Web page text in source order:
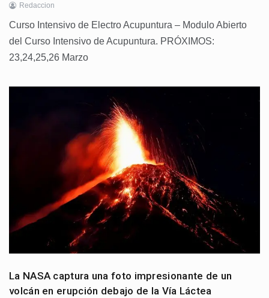
Redaccion
Curso Intensivo de Electro Acupuntura – Modulo Abierto
del Curso Intensivo de Acupuntura. PRÓXIMOS:
23,24,25,26 Marzo
La NASA captura una foto impresionante de un
volcán en erupción debajo de la Vía Láctea